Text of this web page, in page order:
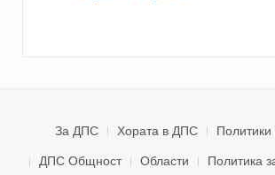
За ДПС Хората в ДПС Политики
ДПС Общност
Области Политика